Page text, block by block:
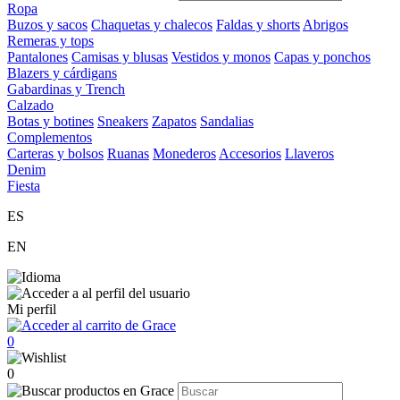
Ropa
Buzos y sacos Chaquetas y chalecos Faldas y shorts Abrigos
Remeras y tops
Pantalones Camisas y blusas Vestidos y monos Capas y ponchos
Blazers y cárdigans
Gabardinas y Trench
Calzado
Botas y botines Sneakers Zapatos Sandalias
Complementos
Carteras y bolsos Ruanas Monederos Accesorios Llaveros
Denim
Fiesta
ES
EN
Mi perfil
0
0